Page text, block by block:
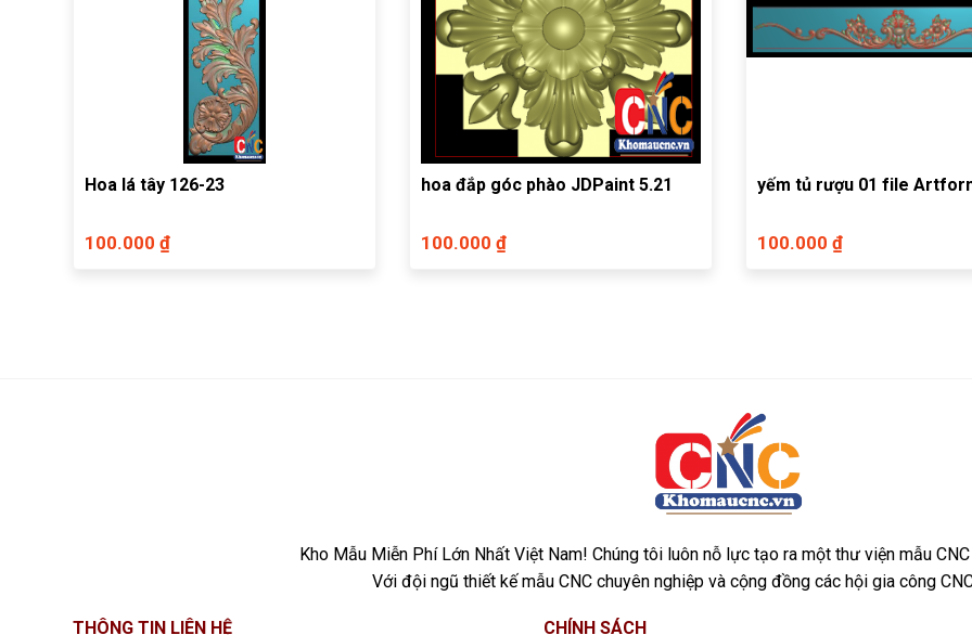
Hoa lá tây 126-23
100.000 ₫
hoa đắp góc phào JDPaint 5.21
100.000 ₫
yếm tủ rượu 01 file
100.000 ₫
Kho Mẫu Miễn Phí Lớn Nhất Việt Nam! Chúng tôi luôn nỗ lực tạo ra một thư viện mẫu
Với đội ngũ thiết kế mẫu CNC chuyên nghiệp và cộng đồng các hội gia công
THÔNG TIN LIÊN HỆ CHÍNH SÁCH